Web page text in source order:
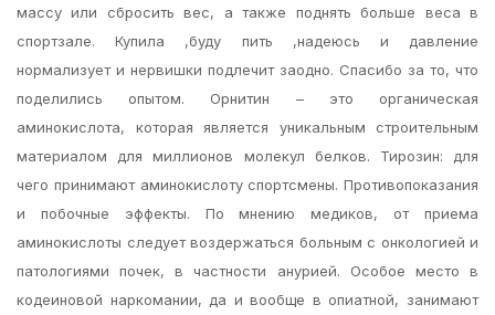
массу или сбросить вес, а также поднять больше веса в
спортзале. Купила ,буду пить ,надеюсь и давление
нормализует и нервишки подлечит заодно. Спасибо за то, что
поделились опытом. Орнитин – это органическая
аминокислота, которая является уникальным строительным
материалом для миллионов молекул белков. Тирозин: для
чего принимают аминокислоту спортсмены. Противопоказания
и побочные эффекты. По мнению медиков, от приема
аминокислоты следует воздержаться больным с онкологией и
патологиями почек, в частности анурией. Особое место в
кодеиновой наркомании, да и вообще в опиатной, занимают